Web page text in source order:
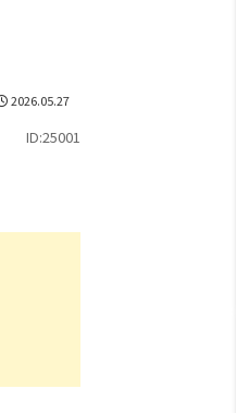
2026.05.27
ID:25001